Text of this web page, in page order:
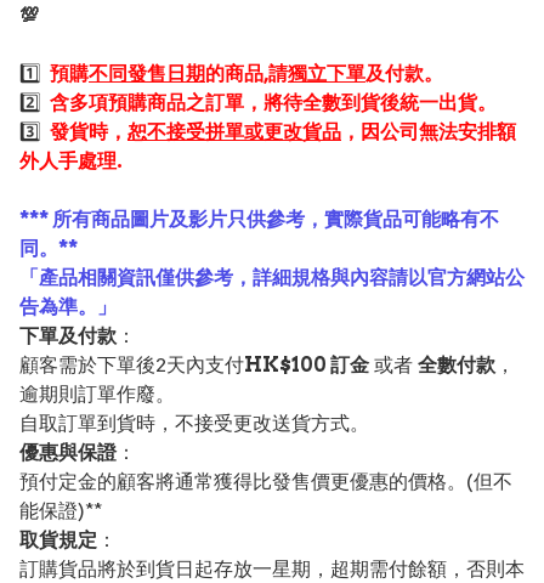
💯
1️⃣ 預購不同發售日期的商品,請獨立下單及付款。
2️⃣ 含多項預購商品之訂單，將待全數到貨後統一出貨。
3️⃣ 發貨時， 恕不接受拼單或更改貨品 ，因公司無法安排額
外人手處理.
*** 所有商品圖片及影片只供參考，實際貨品可能略有不
同。**
「產品相關資訊僅供參考，詳細規格與內容請以官方網站公
告為準。」
下單及付款 ：
顧客需於下單後2天內支付HK$100 訂金 或者 全數付款 ，
逾期則訂單作廢。
自取訂單到貨時，不接受更改送貨方式。
優惠與保證：
預付定金的顧客將通常獲得比發售價更優惠的價格。(但不
能保證)**
取貨規定 ：
訂購貨品將於到貨日起存放一星期，超期需付餘額，否則本